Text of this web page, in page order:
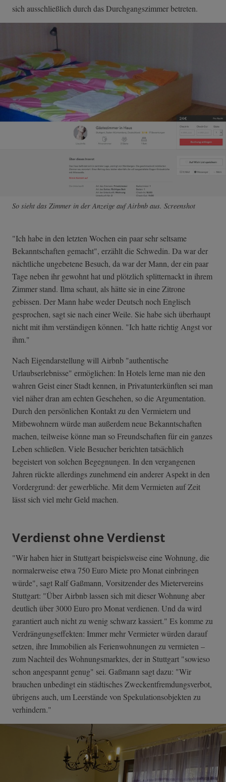
sich ausschließlich durch das Durchgangszimmer betreten.
So sieht das Zimmer in der Anzeige auf Airbnb aus. Screenshot
"Ich habe in den letzten Wochen ein paar sehr seltsame
Bekanntschaften gemacht", erzählt die Schwedin. Da war der
nächtliche ungebetene Besuch, da war der Mann, der ein paar
Tage neben ihr gewohnt hat und plötzlich splitternackt in ihrem
Zimmer stand. Ilma schaut, als hätte sie in eine Zitrone
gebissen. Der Mann habe weder Deutsch noch Englisch
gesprochen, sagt sie nach einer Weile. Sie habe sich überhaupt
nicht mit ihm verständigen können. "Ich hatte richtig Angst vor
ihm."
Nach Eigendarstellung will Airbnb "authentische
Urlaubserlebnisse" ermöglichen: In Hotels lerne man nie den
wahren Geist einer Stadt kennen, in Privatunterkünften sei man
viel näher dran am echten Geschehen, so die Argumentation.
Durch den persönlichen Kontakt zu den Vermietern und
Mitbewohnern würde man außerdem neue Bekanntschaften
machen, teilweise könne man so Freundschaften für ein ganzes
Leben schließen. Viele Besucher berichten tatsächlich
begeistert von solchen Begegnungen. In den vergangenen
Jahren rückte allerdings zunehmend ein anderer Aspekt in den
Vordergrund: der gewerbliche. Mit dem Vermieten auf Zeit
lässt sich viel mehr Geld machen.
Verdienst ohne Verdienst
"Wir haben hier in Stuttgart beispielsweise eine Wohnung, die
normalerweise etwa 750 Euro Miete pro Monat einbringen
würde", sagt Ralf Gaßmann, Vorsitzender des Mietervereins
Stuttgart: "Über Airbnb lassen sich mit dieser Wohnung aber
deutlich über 3000 Euro pro Monat verdienen. Und da wird
garantiert auch nicht zu wenig schwarz kassiert." Es komme zu
Verdrängungseffekten: Immer mehr Vermieter würden darauf
setzen, ihre Immobilien als Ferienwohnungen zu vermieten –
zum Nachteil des Wohnungsmarktes, der in Stuttgart "sowieso
schon angespannt genug" sei. Gaßmann sagt dazu: "Wir
brauchen unbedingt ein städtisches Zweckentfremdungsverbot,
übrigens auch, um Leerstände von Spekulationsobjekten zu
verhindern."